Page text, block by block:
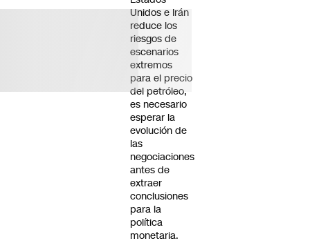
Unidos e Irán
reduce los
riesgos de
escenarios
extremos
para el precio
del petróleo,
es necesario
esperar la
evolución de
las
negociaciones
antes de
extraer
conclusiones
para la
política
monetaria.